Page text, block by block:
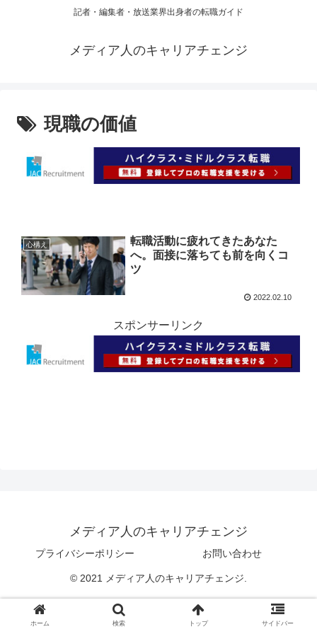
記者・編集者・放送業界出身者の転職ガイド
メディア人のキャリアチェンジ
現職の価値
心構え
転職活動に疲れてきたあなた
へ。面接に落ちても前を向くコ
ツ
2022.02.10
スポンサーリンク
メディア人のキャリアチェンジ
プライバシーポリシー お問い合わせ
© 2021 メディア人のキャリアチェンジ.
ホーム 検索 トップ サイドバー